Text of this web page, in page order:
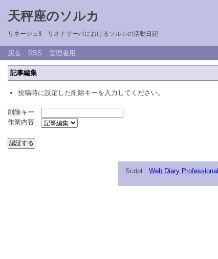
天秤座のソルカ
リネージュII リオナサーバにおけるソルカの活動日記
戻る RSS 管理者用
記事編集
投稿時に設定した削除キーを入力してください。
削除キー
作業内容
Script : Web Diary Professional